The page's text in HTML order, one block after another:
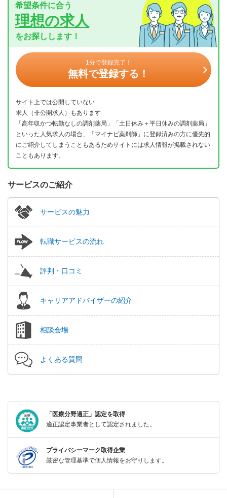
希望条件に合う
理想の求人
をお探しします！
1分で登録完了！
無料で登録する！
サイト上では公開していない
求人（非公開求人）もあります
「高年収かつ転勤なしの調剤薬局」「土日休み＋平日休みの調剤薬局」
といった人気求人の場合、「マイナビ薬剤師」に登録済みの方に優先的
にご紹介してしまうこともあるためサイトには求人情報が掲載されない
こともあります。
サービスのご紹介
サービスの魅力
転職サービスの流れ
評判・口コミ
キャリアアドバイザーの紹介
相談会場
よくある質問
「医療分野適正」認定を取得
適正認定事業者として認定されました。
プライバシーマーク取得企業
厳密な管理基準で個人情報をお守りします。